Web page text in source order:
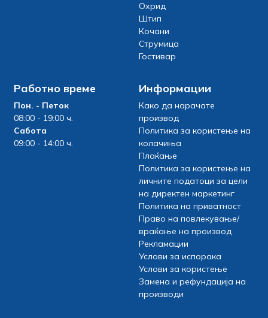
Охрид
Штип
Кочани
Струмица
Гостивар
Работно време
Пон. - Петок
08:00 - 19:00 ч.
Сабота
09:00 - 14:00 ч.
Информации
Како да нарачате
производ
Политика за користење на
колачиња
Плаќање
Политика за користење на
личните податоци за цели
на директен маркетинг
Политика на приватност
Право на повлекување/
враќање на производ
Рекламации
Услови за испорака
Услови за користење
Замена и рефундација на
производи